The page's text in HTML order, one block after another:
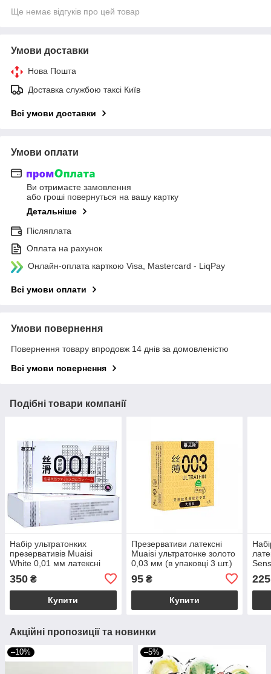
Ще немає відгуків про цей товар
Умови доставки
Нова Пошта
Доставка службою таксі Київ
Всі умови доставки
Умови оплати
Ви отримаєте замовлення
або гроші повернуться на вашу картку
Детальніше
Післяплата
Оплата на рахунок
Онлайн-оплата карткою Visa, Mastercard - LiqPay
Всі умови оплати
Умови повернення
Повернення товару впродовж 14 днів за домовленістю
Всі умови повернення
Подібні товари компанії
Набір ультратонких
презервативів Muaisi
White 0,01 мм латексні
(ціна за упаковку, 10 шт.)
350 ₴
Купити
Презервативи латексні
Muaisi ультратонке золото
0,03 мм (в упаковці 3 шт.)
95₴
Купити
225
Акційні пропозиції та новинки
–10% –5%